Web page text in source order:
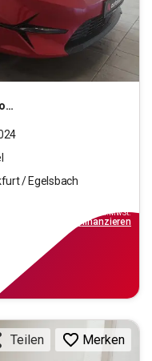
/ Egelsbach
inkl.MwSt.
finanzieren
Teilen Merken